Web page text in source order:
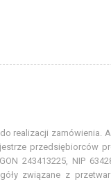
realizacji zamówienia.
przedsiębiorców
243413225, NIP
związane z